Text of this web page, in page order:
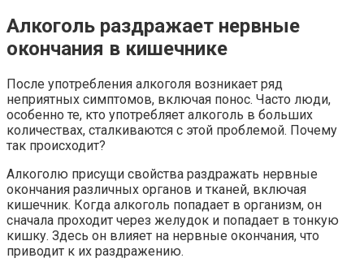
Алкоголь раздражает нервные
окончания в кишечнике
После употребления алкоголя возникает ряд
неприятных симптомов, включая понос. Часто люди,
особенно те, кто употребляет алкоголь в больших
количествах, сталкиваются с этой проблемой. Почему
так происходит?
Алкоголю присущи свойства раздражать нервные
окончания различных органов и тканей, включая
кишечник. Когда алкоголь попадает в организм, он
сначала проходит через желудок и попадает в тонкую
кишку. Здесь он влияет на нервные окончания, что
приводит к их раздражению.